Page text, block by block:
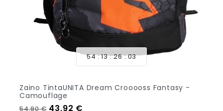
54 13 26 01
Zaino TintaUNITA Dream Crooooss Fantasy -
Camouflage
Prezzo regolare
54,90 € Prezzo
43,92 €